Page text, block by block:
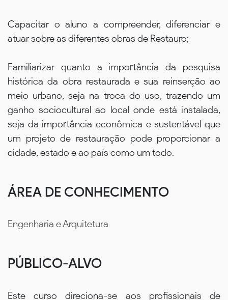
Capacitar o aluno a compreender, diferenciar e
atuar sobre as diferentes obras de Restauro;
Familiarizar quanto a importância da pesquisa
histórica da obra restaurada e sua reinserção ao
meio urbano, seja na troca do uso, trazendo um
ganho sociocultural ao local onde está instalada,
seja da importância econômica e sustentável que
um projeto de restauração pode proporcionar a
cidade, estado e ao país como um todo.
ÁREA DE CONHECIMENTO
Engenharia e Arquitetura
PÚBLICO-ALVO
Este curso direciona-se aos profissionais de